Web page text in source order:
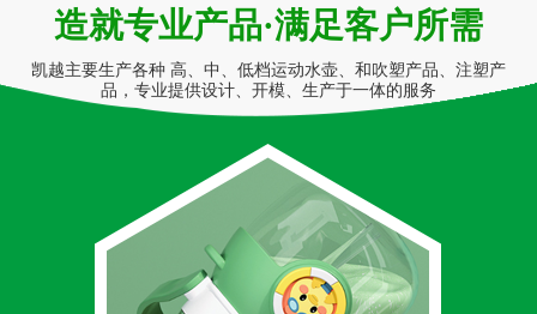
造就专业产品·满足客户所需
凯越主要生产各种 高、中、低档运动水壶、和吹塑产品、注塑产
品，专业提供设计、开模、生产于一体的服务